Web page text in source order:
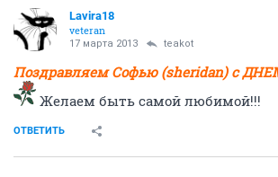
Lavira18
veteran
17 марта 2013 teakot
Поздравляем Софью (sheridan) с
Желаем быть самой любимой!!!
ОТВЕТИТЬ